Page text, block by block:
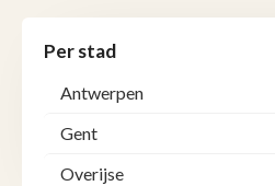
Per stad
Antwerpen
Gent
Overijse